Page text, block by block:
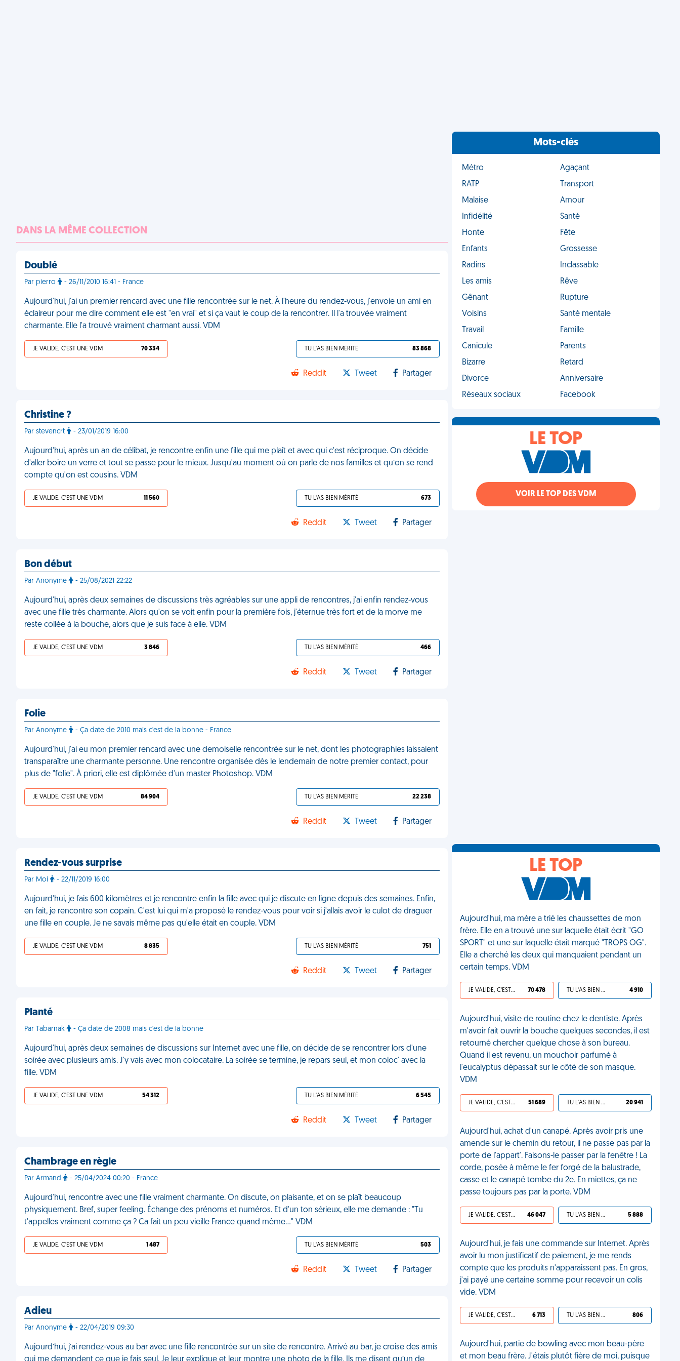
DANS LA MÊME COLLECTION
Doublé
Par pierro - 26/11/2010 16:41 - France
Aujourd'hui, j'ai un premier rencard avec une fille rencontrée sur le net. À l'heure du rendez-vous, j'envoie un ami en
éclaireur pour me dire comment elle est "en vrai" et si ça vaut le coup de la rencontrer. Il l'a trouvée vraiment
charmante. Elle l'a trouvé vraiment charmant aussi. VDM
JE VALIDE, C'EST UNE VDM 70 334 TU L'AS BIEN MÉRITÉ 83 868
Reddit Tweet Partager
Christine ?
Par stevencrt - 23/01/2019 16:00
Aujourd'hui, après un an de célibat, je rencontre enfin une fille qui me plaît et avec qui c'est réciproque. On décide
d'aller boire un verre et tout se passe pour le mieux. Jusqu'au moment où on parle de nos familles et qu’on se rend
compte qu'on est cousins. VDM
JE VALIDE, C'EST UNE VDM 11 560 TU L'AS BIEN MÉRITÉ 673
Reddit Tweet Partager
Bon début
Par Anonyme - 25/08/2021 22:22
Aujourd'hui, après deux semaines de discussions très agréables sur une appli de rencontres, j'ai enfin rendez-vous
avec une fille très charmante. Alors qu'on se voit enfin pour la première fois, j'éternue très fort et de la morve me
reste collée à la bouche, alors que je suis face à elle. VDM
JE VALIDE, C'EST UNE VDM 3 846 TU L'AS BIEN MÉRITÉ 466
Reddit Tweet Partager
Folie
Par Anonyme - Ça date de 2010 mais c'est de la bonne - France
Aujourd'hui, j'ai eu mon premier rencard avec une demoiselle rencontrée sur le net, dont les photographies laissaient
transparaître une charmante personne. Une rencontre organisée dès le lendemain de notre premier contact, pour
plus de "folie". À priori, elle est diplômée d'un master Photoshop. VDM
JE VALIDE, C'EST UNE VDM 84 904 TU L'AS BIEN MÉRITÉ 22 238
Reddit Tweet Partager
Rendez-vous surprise
Par Moi - 22/11/2019 16:00
Aujourd'hui, je fais 600 kilomètres et je rencontre enfin la fille avec qui je discute en ligne depuis des semaines. Enfin,
en fait, je rencontre son copain. C'est lui qui m'a proposé le rendez-vous pour voir si j'allais avoir le culot de draguer
une fille en couple. Je ne savais même pas qu'elle était en couple. VDM
JE VALIDE, C'EST UNE VDM 8 835 TU L'AS BIEN MÉRITÉ 751
Reddit Tweet Partager
Planté
Par Tabarnak - Ça date de 2008 mais c'est de la bonne
Aujourd'hui, après deux semaines de discussions sur Internet avec une fille, on décide de se rencontrer lors d'une
soirée avec plusieurs amis. J'y vais avec mon colocataire. La soirée se termine, je repars seul, et mon coloc' avec la
fille. VDM
JE VALIDE, C'EST UNE VDM 54 312 TU L'AS BIEN MÉRITÉ 6 545
Reddit Tweet Partager
Chambrage en règle
Par Armand - 25/04/2024 00:20 - France
Aujourd'hui, rencontre avec une fille vraiment charmante. On discute, on plaisante, et on se plaît beaucoup
physiquement. Bref, super feeling. Échange des prénoms et numéros. Et d'un ton sérieux, elle me demande : "Tu
t'appelles vraiment comme ça ? Ca fait un peu vieille France quand même…" VDM
JE VALIDE, C'EST UNE VDM 1 487 TU L'AS BIEN MÉRITÉ 503
Reddit Tweet Partager
Adieu
Par Anonyme - 22/04/2019 09:30
Aujourd’hui, j’ai rendez-vous au bar avec une fille rencontrée sur un site de rencontre. Arrivé au bar, je croise des amis
Mots-clés
Métro
Agaçant
RATP
Transport
Malaise
Amour
Infidélité
Santé
Honte
Fête
Enfants
Grossesse
Radins
Inclassable
Les amis
Rêve
Gênant
Rupture
Voisins
Santé mentale
Travail
Famille
Canicule
Parents
Bizarre
Retard
Divorce
Anniversaire
Réseaux sociaux
Facebook
LE TOP
VOIR LE TOP DES VDM
LE TOP
Aujourd'hui, ma mère a trié les chaussettes de mon
frère. Elle en a trouvé une sur laquelle était écrit "GO
SPORT" et une sur laquelle était marqué "TROPS OG".
Elle a cherché les deux qui manquaient pendant un
certain temps. VDM
JE VALIDE, C'EST UNE VDM 70 478 TU L'AS BIEN MÉRITÉ 4 910
Aujourd'hui, visite de routine chez le dentiste. Après
m'avoir fait ouvrir la bouche quelques secondes, il est
retourné chercher quelque chose à son bureau.
Quand il est revenu, un mouchoir parfumé à
l'eucalyptus dépassait sur le côté de son masque.
VDM
JE VALIDE, C'EST UNE VDM 51 689 TU L'AS BIEN MÉRITÉ 20 941
Aujourd'hui, achat d'un canapé. Après avoir pris une
amende sur le chemin du retour, il ne passe pas par la
porte de l'appart'. Faisons-le passer par la fenêtre ! La
corde, posée à même le fer forgé de la balustrade,
casse et le canapé tombe du 2e. En miettes, ça ne
passe toujours pas par la porte. VDM
JE VALIDE, C'EST UNE VDM 46 047 TU L'AS BIEN MÉRITÉ 5 888
Aujourd'hui, je fais une commande sur Internet. Après
avoir lu mon justificatif de paiement, je me rends
compte que les produits n'apparaissent pas. En gros,
j'ai payé une certaine somme pour recevoir un colis
vide. VDM
JE VALIDE, C'EST UNE VDM 6 713 TU L'AS BIEN MÉRITÉ 806
Aujourd'hui, partie de bowling avec mon beau-père
et mon beau frère. J'étais plutôt fière de moi, puisque